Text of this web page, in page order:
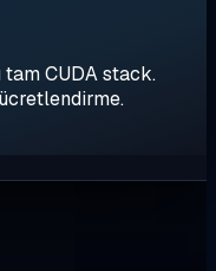
CUDA stack.